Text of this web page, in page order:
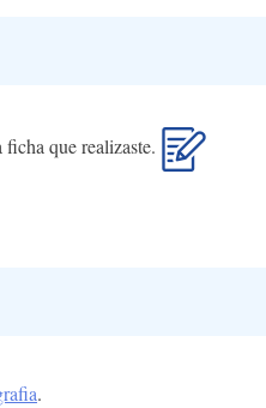
que realizaste.
.